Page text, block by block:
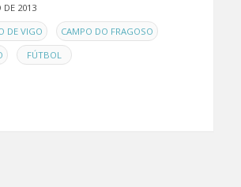
DE 2013
DE VIGO , CAMPO DO FRAGOSO ,
, FÚTBOL